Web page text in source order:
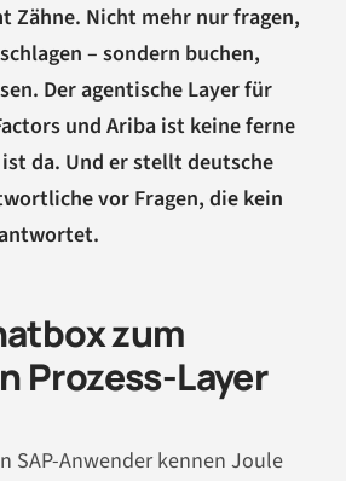
Zähne. Nicht mehr nur fragen,
– sondern buchen,
Der agentische Layer für
und Ariba ist keine ferne
da. Und er stellt deutsche
vor Fragen, die kein
zum
Prozess-Layer
SAP-Anwender kennen Joule